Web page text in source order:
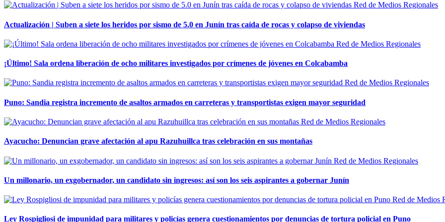
Red de Medios Regionales
Actualización | Suben a siete los heridos por sismo de 5.0 en Junín tras caída de rocas y colapso de viviendas
Red de Medios Regionales
¡Último! Sala ordena liberación de ocho militares investigados por crímenes de jóvenes en Colcabamba
Red de Medios Regionales
Puno: Sandia registra incremento de asaltos armados en carreteras y transportistas exigen mayor seguridad
Red de Medios Regionales
Ayacucho: Denuncian grave afectación al apu Razuhuillca tras celebración en sus montañas
Red de Medios Regionales
Un millonario, un exgobernador, un candidato sin ingresos: así son los seis aspirantes a gobernar Junín
Red de Medios
Ley Rospigliosi de impunidad para militares y policías genera cuestionamientos por denuncias de tortura policial en Puno